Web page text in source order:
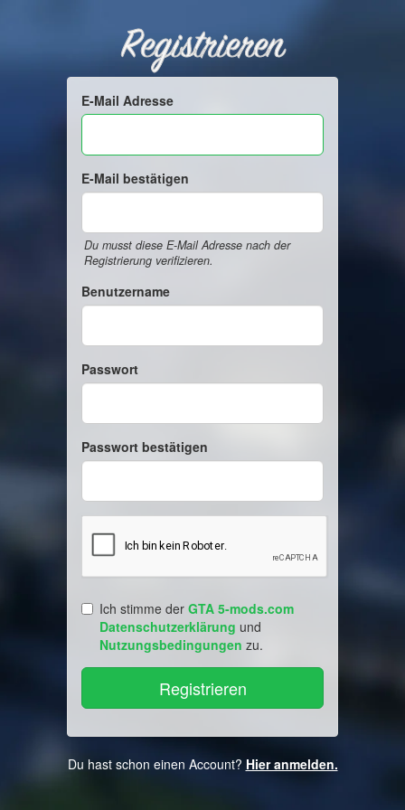
Registrieren
E-Mail Adresse
E-Mail bestätigen
Du musst diese E-Mail Adresse nach der
Registrierung verifizieren.
Benutzername
Passwort
Passwort bestätigen
Ich stimme der GTA 5-mods.com
Datenschutzerklärung und
Nutzungsbedingungen zu.
Du hast schon einen Account? Hier anmelden.